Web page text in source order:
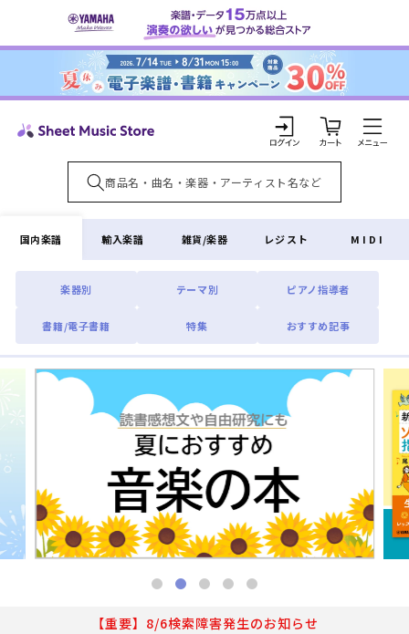
ンツに
ロ
グ
イ
ン
カ
ー
ト
国内楽譜
楽器別 テーマ別 ピアノ指導者
書籍/電子書籍 特集 おすすめ記事
輸入楽譜 雑貨/楽器 レジスト MIDI
【重要】8/6検索障害発生のお知らせ